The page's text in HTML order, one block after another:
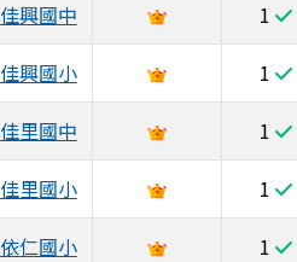
佳興國中
1
佳興國小
1
佳里國中
1
佳里國小
1
依仁國小
1